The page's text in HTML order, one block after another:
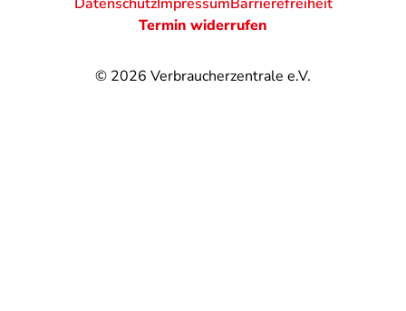
© 2026 Verbraucherzentrale e.V.
DatenschutzImpressumBarrierefreiheit
Termin widerrufen